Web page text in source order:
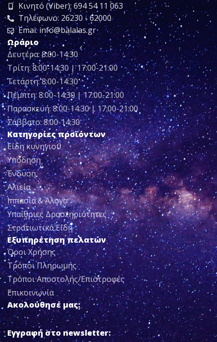
Κινητό (Viber): 694 54 11 063
Τηλέφωνο: 26230 - 62000
Emai: info@balalas.gr
Ωράριο
Δευτέρα: 8:00-14:30
Τρίτη: 8:00-14:30 | 17:00-21:00
Τετάρτη: 8:00-14:30
Πέμπτη: 8:00-14:30 | 17:00-21:00
Παρασκευή: 8:00-14:30 | 17:00-21:00
Σάββατο: 8:00-14:30
Κατηγορίες προϊόντων
Είδη κυνηγιού
Υπόδηση
Ένδυση
Αλιεία
Ιππασία & Άλογο
Υπαίθριες Δραστηριότητες
Στρατιωτικά Είδη
Εξυπηρέτηση πελατών
Όροι Χρήσης
Τρόποι Πληρωμής
Τρόποι Αποστολής/Επιστροφές
Επικοινωνία
Ακολούθησέ μας:
Εγγραφή στο newsletter: